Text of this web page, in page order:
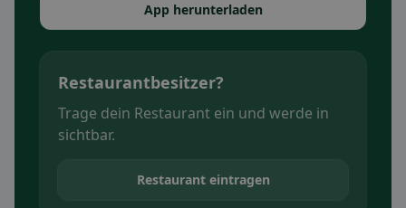
App herunterladen
Restaurantbesitzer?
Trage dein Restaurant ein und werde in
sichtbar.
Restaurant eintragen